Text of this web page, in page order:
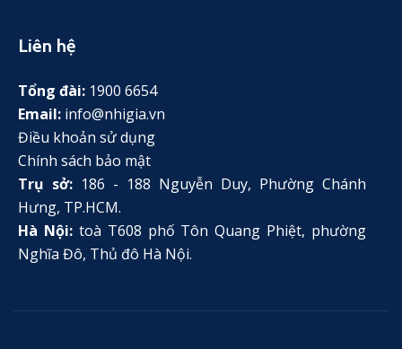
Liên hệ
Tổng đài: 1900 6654
Email: info@nhigia.vn
Điều khoản sử dụng
Chính sách bảo mật
Trụ sở: 186 - 188 Nguyễn Duy, Phường Chánh
Hưng, TP.HCM.
Hà Nội:toà T608 phố Tôn Quang Phiệt, phường
Nghĩa Đô, Thủ đô Hà Nội.